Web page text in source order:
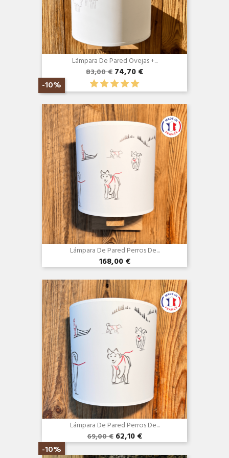
Lámpara De Pared Ovejas +...
83,00 €
-10%
74,70 €
Vista rápida
Lámpara De Pared Perros De...
168,00 €
Vista rápida
Lámpara De Pared Perros De...
69,00 €
-10%
62,10 €
Vista rápida